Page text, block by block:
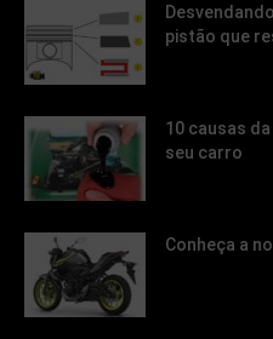
pistão que
10 causas
seu carro
Conheça a